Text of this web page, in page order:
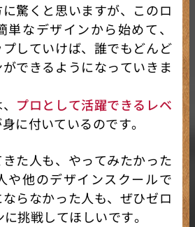
驚くと思いますが、このロ
なデザインから始めて、
していけば、誰でもどんど
できるようになっていきま
プロとして活躍できるレベ
に付いているのです。
た人も、やってみたかった
や他のデザインスクールで
ならなかった人も、ぜひゼロ
挑戦してほしいです。